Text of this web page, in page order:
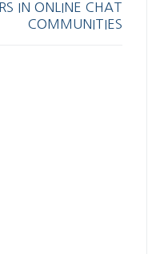
IN ONLINE CHAT
COMMUNITIES